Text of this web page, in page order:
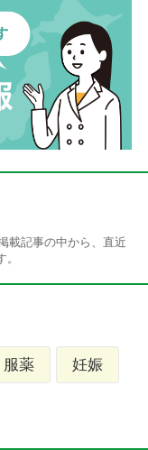
載記事の中から、直近
服薬 妊娠